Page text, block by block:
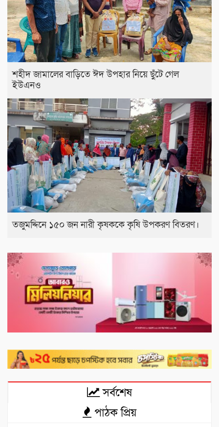
শহীদ জামালের বাড়িতে ঈদ উপহার নিয়ে ছুঁটে গেল
ইউএনও
তজুমদ্দিনে ১৫০ জন নারী কৃষককে কৃষি উপকরণ বিতরণ।
সর্বশেষ
পাঠক প্রিয়